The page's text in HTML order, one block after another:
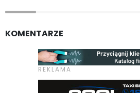
KOMENTARZE